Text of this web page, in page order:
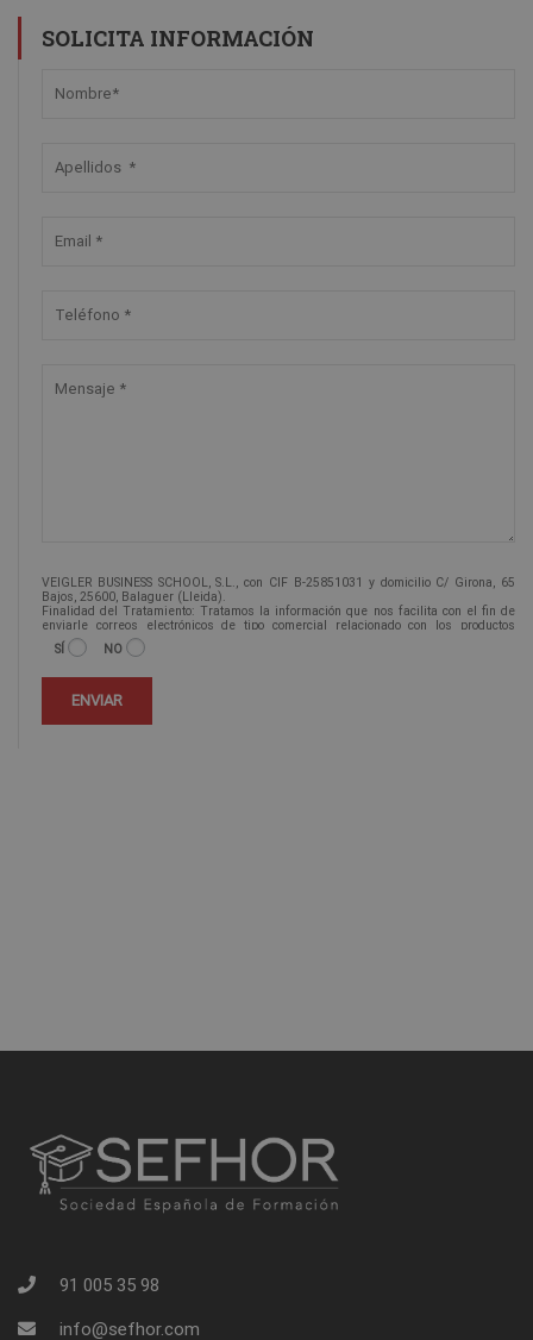
SOLICITA INFORMACIÓN
VEIGLER BUSINESS SCHOOL, S.L., con CIF B-25851031 y domicilio C/ Girona, 65
Bajos, 25600, Balaguer (Lleida).
Finalidad del Tratamiento: Tratamos la información que nos facilita con el fin de
enviarle correos electrónicos de tipo comercial relacionado con los productos
ofrecidos y otros tipo de productos que fueran de su interés.
Legitimación del tratamiento: Consentimiento del interesado.
dirigiéndose a la dirección info@veiglerformacion.com.
Para más información consulte nuestra Política de Privacidad.
Desea recibir información comercial (vía telefónica y/o email):
SÍ NO
91 005 35 98
info@sefhor.com